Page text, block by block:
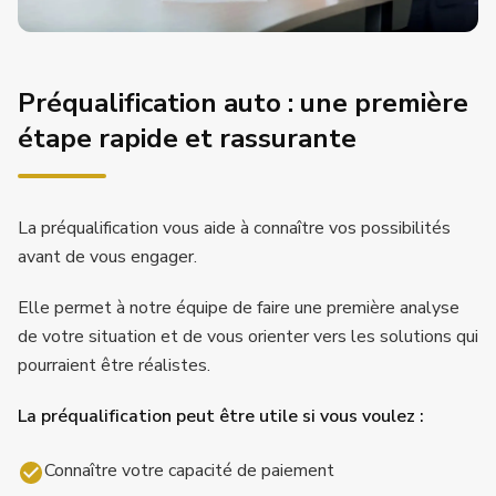
Préqualification auto : une première
étape rapide et rassurante
La préqualification vous aide à connaître vos possibilités
avant de vous engager.
Elle permet à notre équipe de faire une première analyse
de votre situation et de vous orienter vers les solutions qui
pourraient être réalistes.
La préqualification peut être utile si vous voulez :
Connaître votre capacité de paiement